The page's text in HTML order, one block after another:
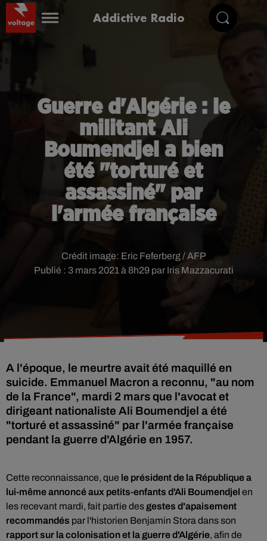
Addictive Radio
Guerre d'Algérie : le
militant Ali
Boumendjel a bien
été "torturé et
assassiné" par
l'armée française
Publié : 3 mars 2021 à 8h29 par Iris Mazzacurati
Crédit image: Eric Feferberg / AFP
A l'époque, le meurtre avait été maquillé en
suicide. Emmanuel Macron a reconnu, "au nom
de la France", mardi 2 mars que l'avocat et
dirigeant nationaliste Ali Boumendjel a été
"torturé et assassiné" par l'armée française
pendant la guerre d'Algérie en 1957.
Cette reconnaissance, que le président de la République a
lui-même annoncé aux petits-enfants d'Ali Boumendjel en
les recevant mardi, fait partie des gestes d'apaisement
recommandés par l'historien Benjamin Stora dans son
rapport sur la colonisation et la guerre d'Algérie, afin de